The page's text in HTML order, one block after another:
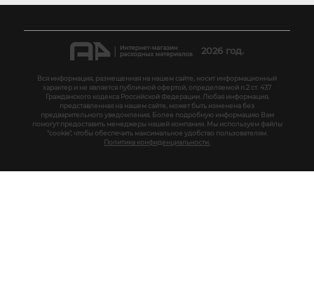
2026 год.
Вся информация, размещенная на нашем сайте, носит информационный
характер и не является публичной офертой, определяемой п.2 ст. 437
Гражданского кодекса Российской Федерации. Любая информация,
представленная на нашем сайте, может быть изменена без
предварительного уведомления. Более подробную информацию Вам
помогут предоставить менеджеры нашей компании. Мы используем файлы
"cookie", чтобы обеспечить максимальное удобство пользователям.
Политика конфиденциальности.